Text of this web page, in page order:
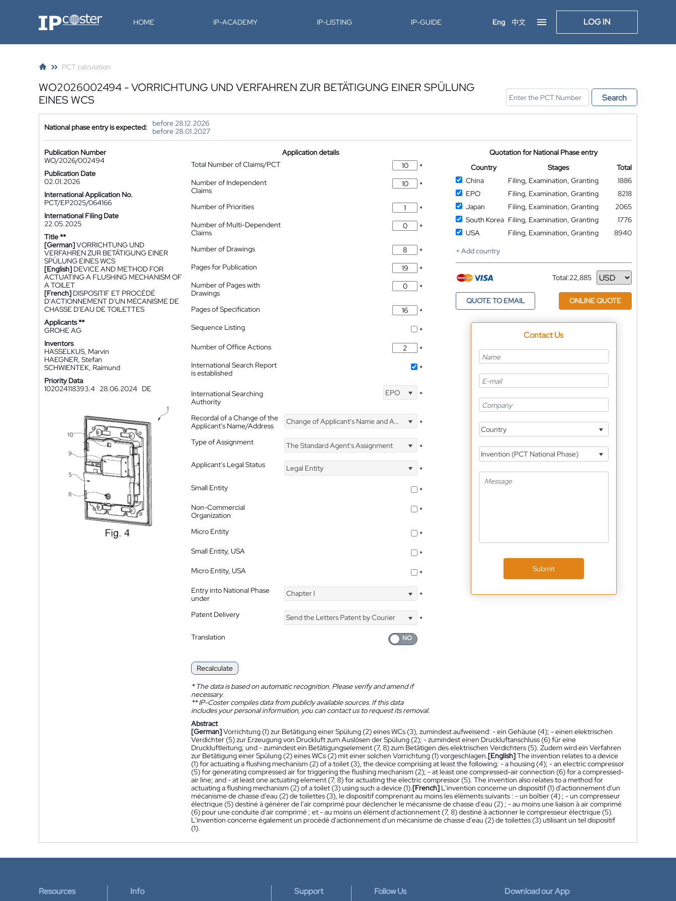
IP-Coster HOME IP-ACADEMY IP-LISTING IP-GUIDE Eng 中文 LOG IN
PCT calculation
WO2026002494 - VORRICHTUNG UND VERFAHREN ZUR BETÄTIGUNG EINER SPÜLUNG
EINES WCS
Search
National phase entry is expected:
before 28.12.2026
before 28.01.2027
Publication Number
WO/2026/002494
Publication Date
02.01.2026
International Application No.
PCT/EP2025/064166
International Filing Date
22.05.2025
Title **
[German]VORRICHTUNG UND
VERFAHREN ZUR BETÄTIGUNG EINER
SPÜLUNG EINES WCS
[English] DEVICE AND METHOD FOR
ACTUATING A FLUSHING MECHANISM OF
A TOILET
[French] DISPOSITIF ET PROCÉDÉ
D'ACTIONNEMENT D'UN MÉCANISME DE
CHASSE D'EAU DE TOILETTES
Applicants **
GROHE AG
Inventors
HASSELKUS, Marvin
HAEGNER, Stefan
SCHWIENTEK, Raimund
Priority Data
102024118393.4
28.06.2024 DE
Application details
Total Number of Claims/PCT
*
Number of Independent
Claims
*
Number of Priorities
*
Number of Multi-Dependent
Claims
*
Number of Drawings
*
Pages for Publication
*
Number of Pages with
Drawings
*
Pages of Specification
*
Sequence Listing
*
Number of Office Actions
*
International Search Report
is established
*
International Searching
Authority
EPO *
Recordal of a Change of the
Applicant's Name/Address
Change of Applicant's Name and Address *
Type of Assignment The Standard Agent's Assignment
*
Applicant's Legal Status
Legal Entity
*
Small Entity
*
Non-Commercial
Organization
*
Micro Entity
*
Small Entity, USA
*
Micro Entity, USA
*
Entry into National Phase
under
Chapter I *
Patent Delivery Send the Letters Patent by Courier
*
Translation
Recalculate
*The data is based on automatic recognition. Please verify and amend if
necessary.
**IP-Coster compiles data from publicly available sources. If this data
includes your personal information, you can contact us to request its removal.
Quotation for National Phase entry
Country
Stages
Total
China
Filing, Examination, Granting
1886
EPO
Filing, Examination, Granting
8218
Japan
Filing, Examination, Granting
2065
South Korea Filing, Examination, Granting
1776
USA
Filing, Examination, Granting
8940
+ Add country
Total:22,885
Currency
QUOTE TO EMAIL ONLINE QUOTE
Contact Us
Country
Invention (PCT National Phase)
Submit
Abstract
[German]Vorrichtung (1) zur Betätigung einer Spülung (2) eines WCs (3), zumindest aufweisend: - ein Gehäuse (4); - einen elektrischen
Verdichter (5) zur Erzeugung von Druckluft zum Auslösen der Spülung (2); - zumindest einen Druckluftanschluss (6) für eine
Druckluftleitung; und - zumindest ein Betätigungselement (7, 8) zum Betätigen des elektrischen Verdichters (5). Zudem wird ein Verfahren
zur Betätigung einer Spülung (2) eines WCs (2) mit einer solchen Vorrichtung (1) vorgeschlagen.[English]The invention relates to a device
(1) for actuating a flushing mechanism (2) of a toilet (3), the device comprising at least the following: - a housing (4); - an electric compressor
(5) for generating compressed air for triggering the flushing mechanism (2); - at least one compressed-air connection (6) for a compressed-
air line; and - at least one actuating element (7, 8) for actuating the electric compressor (5). The invention also relates to a method for
actuating a flushing mechanism (2) of a toilet (3) using such a device (1).[French] L'invention concerne un dispositif (1) d'actionnement d'un
mécanisme de chasse d'eau (2) de toilettes (3), le dispositif comprenant au moins les éléments suivants : - un boîtier (4) ; - un compresseur
électrique (5) destiné à générer de l'air comprimé pour déclencher le mécanisme de chasse d'eau (2) ; - au moins une liaison à air comprimé
(6) pour une conduite d'air comprimé ; et - au moins un élément d'actionnement (7, 8) destiné à actionner le compresseur électrique (5).
L'invention concerne également un procédé d'actionnement d'un mécanisme de chasse d'eau (2) de toilettes (3) utilisant un tel dispositif
(1).
Resources Info Support Follow Us Download our App